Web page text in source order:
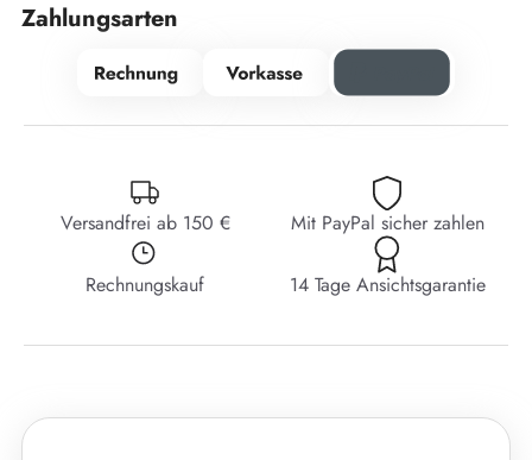
Zahlungsarten
Versandfrei ab 150 € Mit PayPal sicher zahlen
Rechnungskauf 14 Tage Ansichtsgarantie